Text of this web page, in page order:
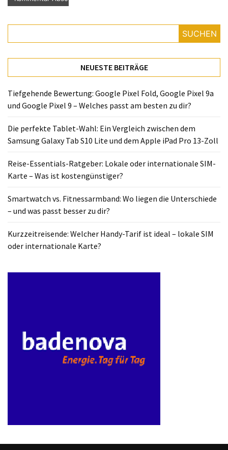
SUCHEN
NEUESTE BEITRÄGE
Tiefgehende Bewertung: Google Pixel Fold, Google Pixel 9a
und Google Pixel 9 – Welches passt am besten zu dir?
Die perfekte Tablet-Wahl: Ein Vergleich zwischen dem
Samsung Galaxy Tab S10 Lite und dem Apple iPad Pro 13-Zoll
Reise-Essentials-Ratgeber: Lokale oder internationale SIM-
Karte – Was ist kostengünstiger?
Smartwatch vs. Fitnessarmband: Wo liegen die Unterschiede
– und was passt besser zu dir?
Kurzzeitreisende: Welcher Handy-Tarif ist ideal – lokale SIM
oder internationale Karte?